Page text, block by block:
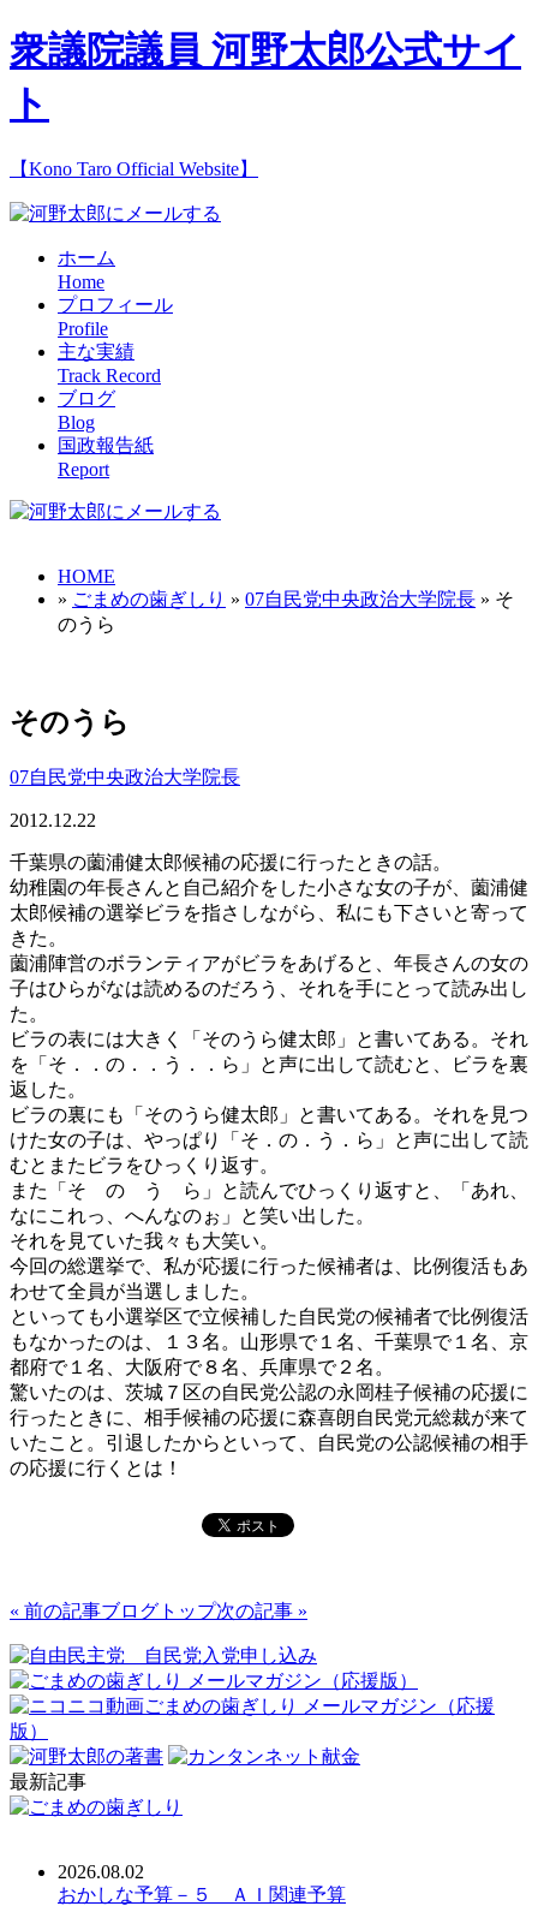
衆議院議員 河野太郎公式サイ
ト
【Kono Taro Official Website】
ホーム
Home
プロフィール
Profile
主な実績
Track Record
ブログ
Blog
国政報告紙
Report
HOME
» ごまめの歯ぎしり » 07自民党中央政治大学院長 » そ
のうら
そのうら
07自民党中央政治大学院長
2012.12.22
千葉県の薗浦健太郎候補の応援に行ったときの話。
幼稚園の年長さんと自己紹介をした小さな女の子が、薗浦健
太郎候補の選挙ビラを指さしながら、私にも下さいと寄って
きた。
薗浦陣営のボランティアがビラをあげると、年長さんの女の
子はひらがなは読めるのだろう、それを手にとって読み出し
た。
ビラの表には大きく「そのうら健太郎」と書いてある。それ
を「そ．．の．．う．．ら」と声に出して読むと、ビラを裏
返した。
ビラの裏にも「そのうら健太郎」と書いてある。それを見つ
けた女の子は、やっぱり「そ．の．う．ら」と声に出して読
むとまたビラをひっくり返す。
また「そ の う ら」と読んでひっくり返すと、「あれ、
なにこれっ、へんなのぉ」と笑い出した。
それを見ていた我々も大笑い。
今回の総選挙で、私が応援に行った候補者は、比例復活もあ
わせて全員が当選しました。
といっても小選挙区で立候補した自民党の候補者で比例復活
もなかったのは、１３名。山形県で１名、千葉県で１名、京
都府で１名、大阪府で８名、兵庫県で２名。
驚いたのは、茨城７区の自民党公認の永岡桂子候補の応援に
行ったときに、相手候補の応援に森喜朗自民党元総裁が来て
いたこと。引退したからといって、自民党の公認候補の相手
の応援に行くとは！
« 前の記事ブログトップ次の記事 »
最新記事
2026.08.02
おかしな予算－５ ＡＩ関連予算